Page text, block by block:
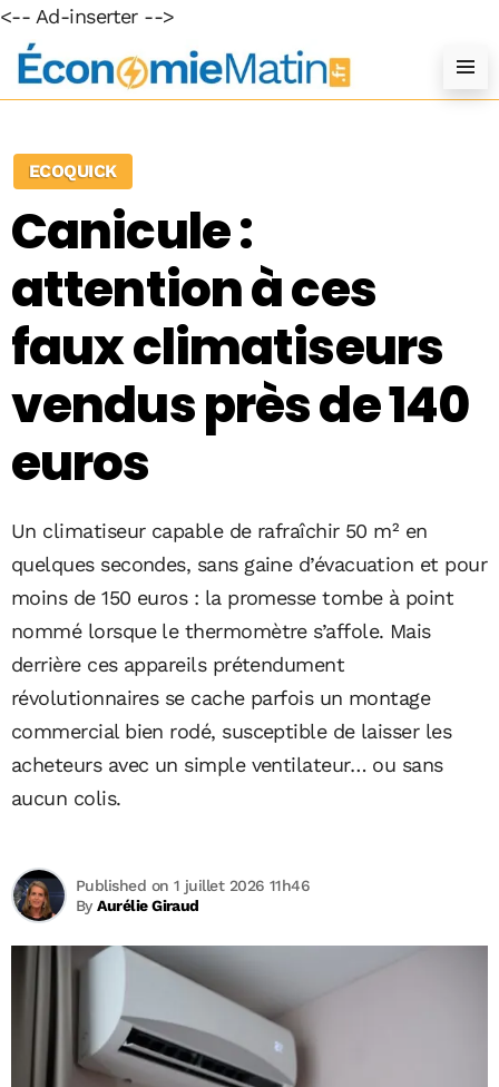
<-- Ad-inserter -->
ECOQUICK
Canicule :
attention à ces
faux climatiseurs
vendus près de 140
euros
Un climatiseur capable de rafraîchir 50 m² en
quelques secondes, sans gaine d’évacuation et pour
moins de 150 euros : la promesse tombe à point
nommé lorsque le thermomètre s’affole. Mais
derrière ces appareils prétendument
révolutionnaires se cache parfois un montage
commercial bien rodé, susceptible de laisser les
acheteurs avec un simple ventilateur… ou sans
aucun colis.
ByAurélie Giraud
Published on 1 juillet 2026 11h46